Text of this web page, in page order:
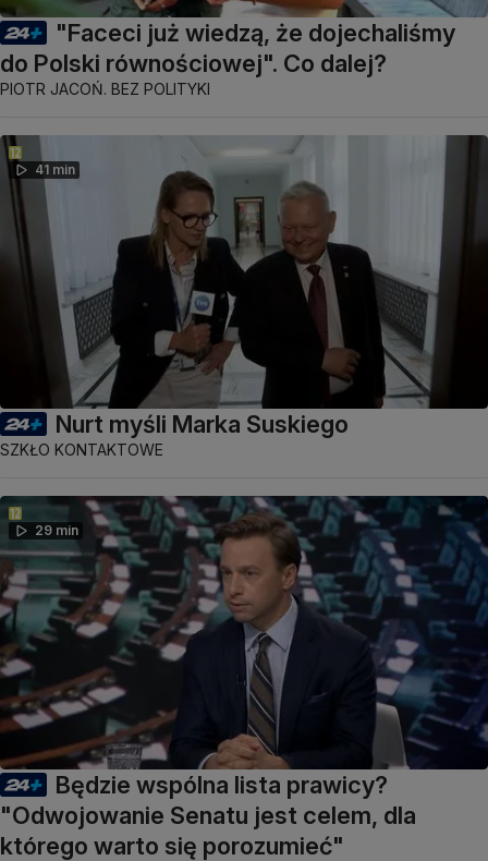
"Faceci już wiedzą, że dojechaliśmy
do Polski równościowej". Co dalej?
PIOTR JACOŃ. BEZ POLITYKI
41 min
Nurt myśli Marka Suskiego
SZKŁO KONTAKTOWE
29 min
Będzie wspólna lista prawicy?
"Odwojowanie Senatu jest celem, dla
którego warto się porozumieć"